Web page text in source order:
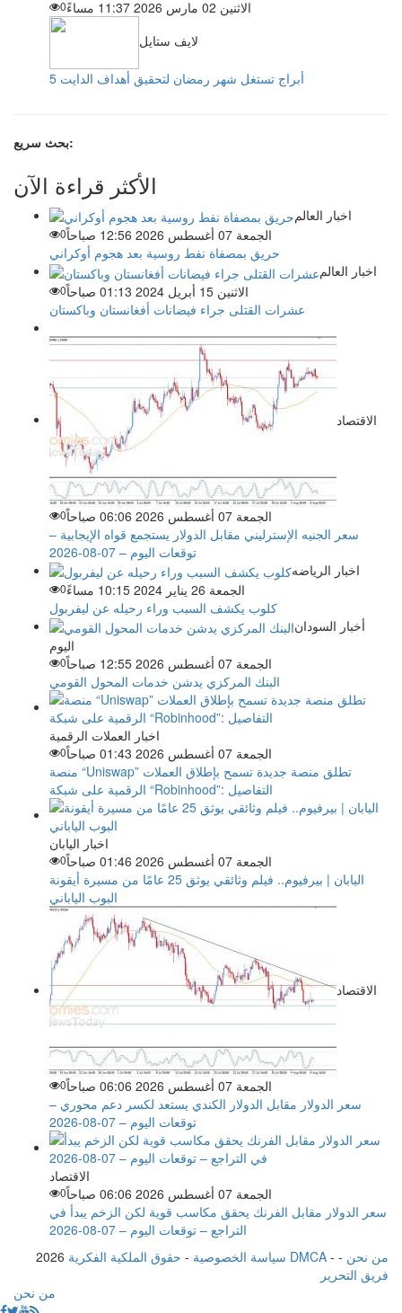
الاثنين 02 مارس 2026 11:37 مساءً
0
لايف ستايل
5 أبراج تستغل شهر رمضان لتحقيق أهداف الدايت
بحث سريع:
الأكثر قراءة الآن
اخبار العالم
الجمعة 07 أغسطس 2026 12:56 صباحاً
0
حريق بمصفاة نفط روسية بعد هجوم أوكراني
اخبار العالم
الاثنين 15 أبريل 2024 01:13 صباحاً
0
عشرات القتلى جراء فيضانات أفغانستان وباكستان
الاقتصاد
الجمعة 07 أغسطس 2026 06:06 صباحاً 0
سعر الجنيه الإسترليني مقابل الدولار يستجمع قواه الإيجابية –
توقعات اليوم – 07-08-2026
اخبار الرياضه
الجمعة 26 يناير 2024 10:15 مساءً
0
كلوب يكشف السبب وراء رحيله عن ليفربول
أخبار السودان
اليوم
الجمعة 07 أغسطس 2026 12:55 صباحاً
0
البنك المركزي يدشن خدمات المحول القومي
اخبار العملات الرقمية
الجمعة 07 أغسطس 2026 01:43 صباحاً
0
منصة “Uniswap” تطلق منصة جديدة تسمح بإطلاق العملات
الرقمية على شبكة “Robinhood”: التفاصيل
اخبار اليابان
الجمعة 07 أغسطس 2026 01:46 صباحاً
0
اليابان | بيرفيوم.. فيلم وثائقي يوثق 25 عامًا من مسيرة أيقونة
البوب الياباني
الاقتصاد
الجمعة 07 أغسطس 2026 06:06 صباحاً 0
سعر الدولار مقابل الدولار الكندي يستعد لكسر دعم محوري –
توقعات اليوم – 07-08-2026
الاقتصاد
الجمعة 07 أغسطس 2026 06:06 صباحاً
0
سعر الدولار مقابل الفرنك يحقق مكاسب قوية لكن الزخم يبدأ في
التراجع – توقعات اليوم – 07-08-2026
2026
سياسة الخصوصية - حقوق الملكية الفكرية DMCA - من نحن -
فريق التحرير
من نحن